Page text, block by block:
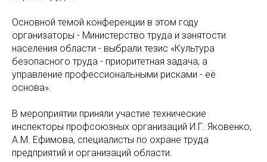
Основной темой конференции в этом году
организаторы - Министерство труда и занятости
населения области - выбрали тезис «Культура
безопасного труда - приоритетная задача, а
управление профессиональными рисками - её
основа».
В мероприятии приняли участие технические
инспекторы профсоюзных организаций И.Г. Яковенко,
А.М. Ефимова, специалисты по охране труда
предприятий и организаций области.